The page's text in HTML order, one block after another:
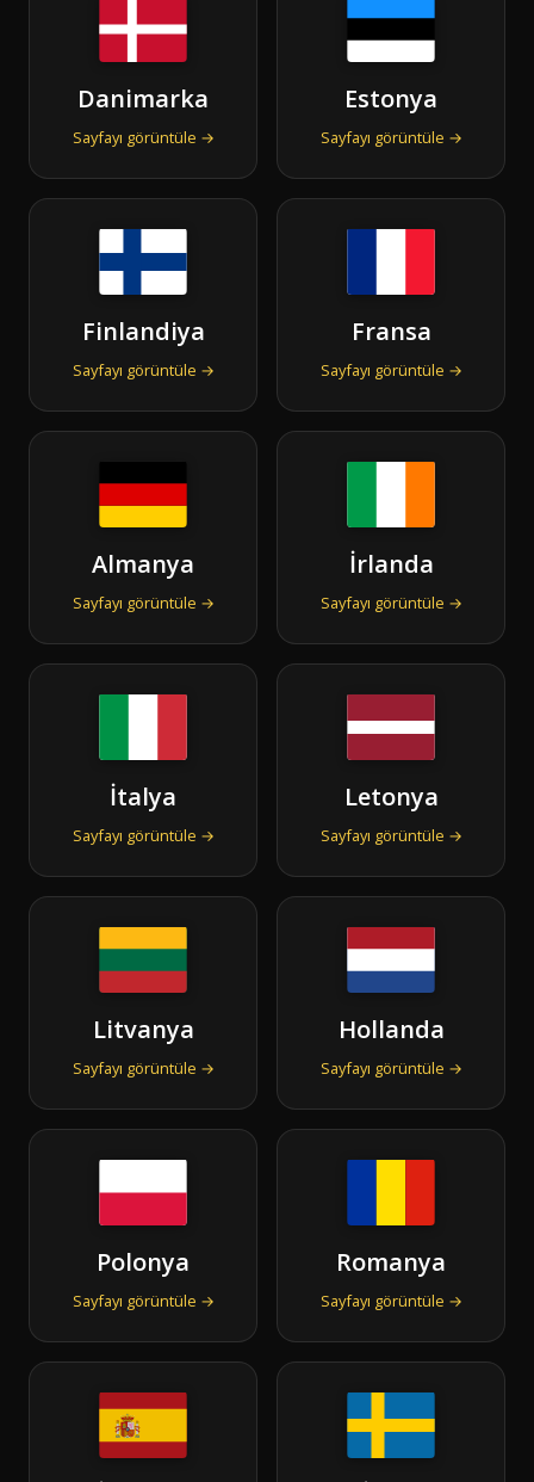
Danimarka
Sayfayı görüntüle →
Estonya
Sayfayı görüntüle →
Finlandiya
Sayfayı görüntüle →
Fransa
Sayfayı görüntüle →
Almanya
Sayfayı görüntüle →
İrlanda
Sayfayı görüntüle →
İtalya
Sayfayı görüntüle →
Letonya
Sayfayı görüntüle →
Litvanya
Sayfayı görüntüle →
Hollanda
Sayfayı görüntüle →
Polonya
Sayfayı görüntüle →
Romanya
Sayfayı görüntüle →